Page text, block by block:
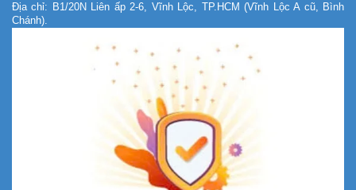
Địa chỉ: B1/20N Liên ấp 2-6, Vĩnh Lộc, TP.HCM (Vĩnh Lộc A cũ, Bình
Chánh).